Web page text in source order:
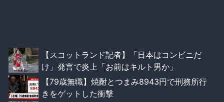
【スコットランド記者】「日本はコンビニだ
け」発言で炎上「お前はキルト男か」
【79歳無職】焼酎とつまみ8943円で刑務所行
きをゲットした衝撃